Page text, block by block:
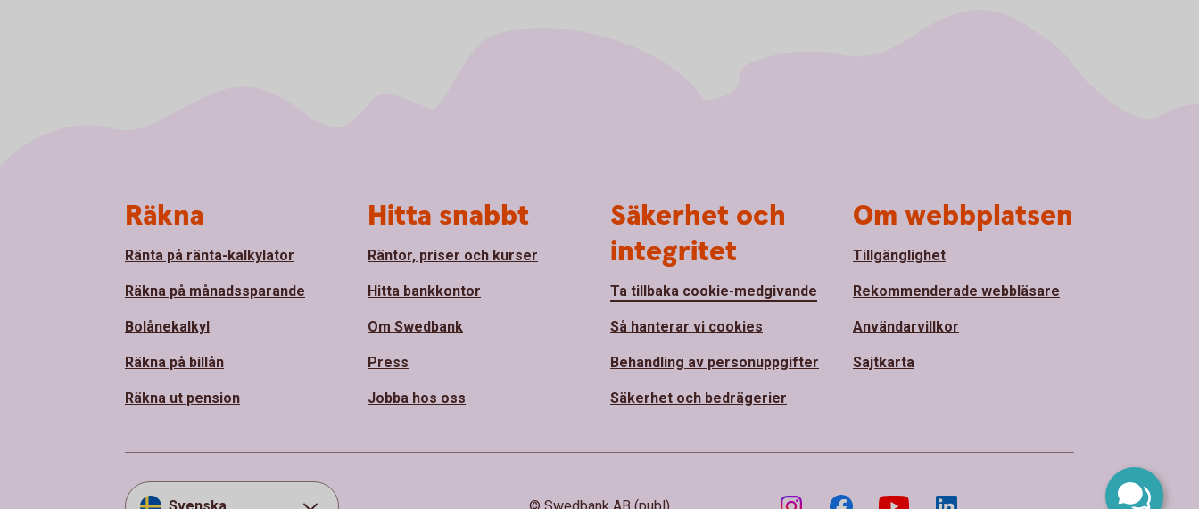
Räkna
Ränta på ränta-kalkylator
Räkna på månadssparande
Bolånekalkyl
Räkna på billån
Räkna ut pension
Hitta snabbt
Räntor, priser och kurser
Hitta bankkontor
Om Swedbank
Press
Jobba hos oss
Säkerhet och
integritet
Ta tillbaka cookie-medgivande
Så hanterar vi cookies
Behandling av personuppgifter
Säkerhet och bedrägerier
Om webbplatsen
Tillgänglighet
Rekommenderade webbläsare
Användarvillkor
Sajtkarta